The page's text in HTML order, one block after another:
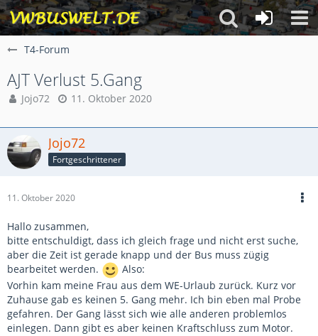
T4-Forum
AJT Verlust 5.Gang
Jojo72 11. Oktober 2020
Jojo72
Fortgeschrittener
11. Oktober 2020
Hallo zusammen,
bitte entschuldigt, dass ich gleich frage und nicht erst suche,
aber die Zeit ist gerade knapp und der Bus muss zügig
bearbeitet werden.
Also:
Vorhin kam meine Frau aus dem WE-Urlaub zurück. Kurz vor
Zuhause gab es keinen 5. Gang mehr. Ich bin eben mal Probe
gefahren. Der Gang lässt sich wie alle anderen problemlos
einlegen. Dann gibt es aber keinen Kraftschluss zum Motor.